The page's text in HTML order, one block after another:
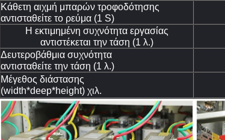
Κάθετη αιχμή μπαρών τροφοδότησης
αντισταθείτε το ρεύμα (1 S)
Η εκτιμημένη συχνότητα εργασίας
αντιστέκεται την τάση (1 λ.)
Δευτεροβάθμια συχνότητα
αντισταθείτε την τάση (1 λ.)
Μέγεθος διάστασης
(width*deep*height) χιλ.